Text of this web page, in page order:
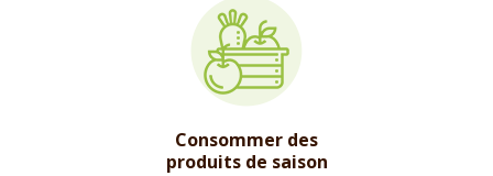
Consommer des
produits de saison